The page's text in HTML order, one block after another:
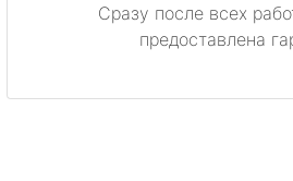
Сразу после всех
предоставлена